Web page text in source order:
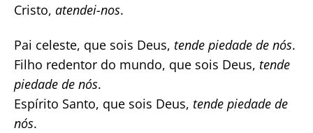
Cristo, atendei-nos.
Pai celeste, que sois Deus, tende piedade de nós.
Filho redentor do mundo, que sois Deus, tende
piedade de nós.
Espírito Santo, que sois Deus, tende piedade de
nós.